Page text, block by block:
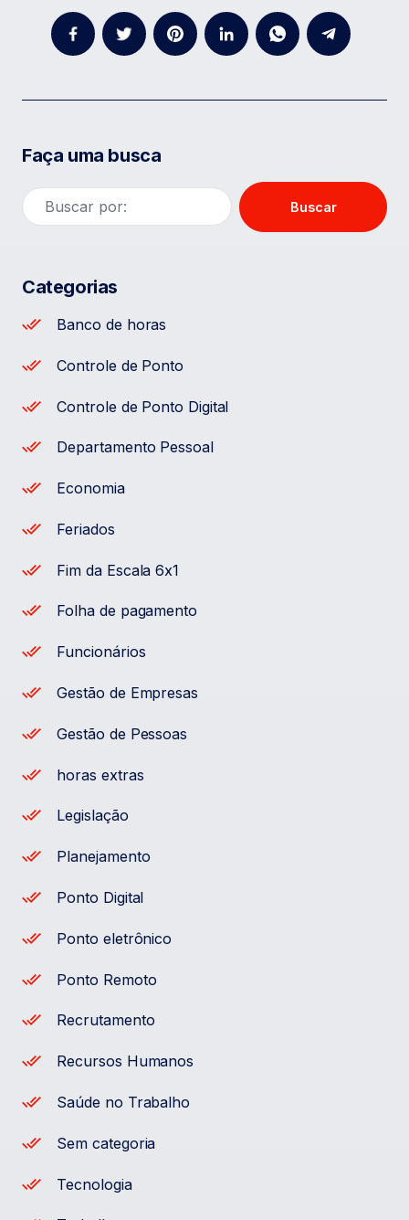
Faça uma busca
Buscar
Categorias
Banco de horas
Controle de Ponto
Controle de Ponto Digital
Departamento Pessoal
Economia
Feriados
Fim da Escala 6x1
Folha de pagamento
Funcionários
Gestão de Empresas
Gestão de Pessoas
horas extras
Legislação
Planejamento
Ponto Digital
Ponto eletrônico
Ponto Remoto
Recrutamento
Recursos Humanos
Saúde no Trabalho
Sem categoria
Tecnologia